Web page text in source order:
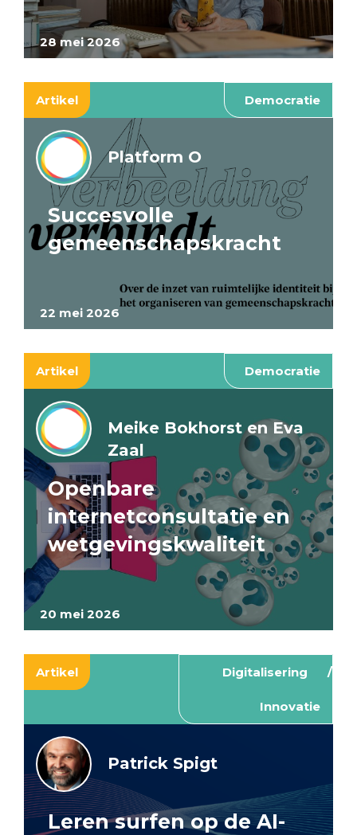
28 mei 2026
Artikel Democratie
22 mei 2026
Platform O
Succesvolle
gemeenschapskracht
Artikel Democratie
20 mei 2026
Meike Bokhorst en Eva
Zaal
Openbare
internetconsultatie en
wetgevingskwaliteit
Artikel Digitalisering
Innovatie
Patrick Spigt
Leren surfen op de AI-